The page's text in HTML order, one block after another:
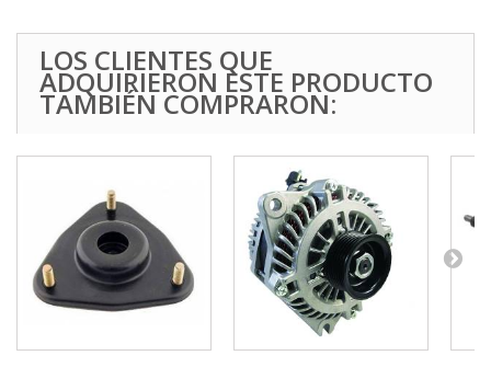
LOS CLIENTES QUE
ADQUIRIERON ESTE PRODUCTO
TAMBIÉN COMPRARON: